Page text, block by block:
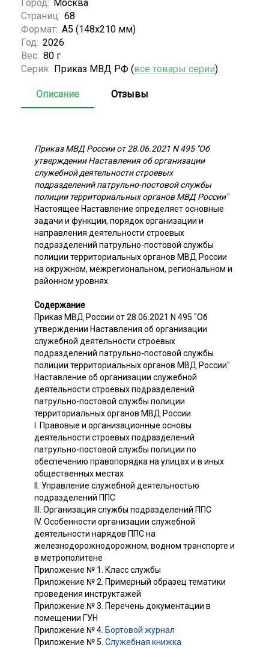
Город: Москва
Страниц: 68
Формат: А5 (148x210 мм)
Год: 2026
Вес: 80 г
Серия: Приказ МВД РФ (все товары серии)
Описание Отзывы
Приказ МВД России от 28.06.2021 N 495 "Об
утверждении Наставления об организации
служебной деятельности строевых
подразделений патрульно-постовой службы
полиции территориальных органов МВД России"
Настоящее Наставление определяет основные
задачи и функции, порядок организации и
направления деятельности строевых
подразделений патрульно-постовой службы
полиции территориальных органов МВД России
на окружном, межрегиональном, региональном и
районном уровнях.
Содержание
Приказ МВД России от 28.06.2021 N 495 "Об
утверждении Наставления об организации
служебной деятельности строевых
подразделений патрульно-постовой службы
полиции территориальных органов МВД России"
Наставление об организации служебной
деятельности строевых подразделений
патрульно-постовой службы полиции
территориальных органов МВД России
I. Правовые и организационные основы
деятельности строевых подразделений
патрульно-постовой службы полиции по
обеспечению правопорядка на улицах и в иных
общественных местах
II. Управление служебной деятельностью
подразделений ППС
III. Организация службы подразделений ППС
IV. Особенности организации служебной
деятельности нарядов ППС на
железнодорожнодорожном, водном транспорте и
в метрополитене
Приложение № 1. Класс службы
Приложение № 2. Примерный образец тематики
проведения инструктажей
Приложение № 3. Перечень документации в
помещении ГУН
Приложение № 4. Бортовой журнал
Приложение № 5. Служебная книжка